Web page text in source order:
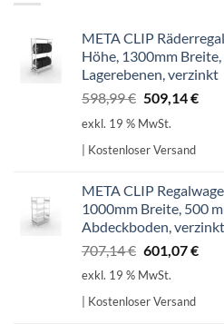
META CLIP
Höhe, 1300mm
Lagerebenen, verzinkt
598,99€
Preis
598,99 €
509,14€
exkl. 19 % MwSt.
| Kostenloser Versand
META CLIP
1000mm Breite, 500
Abdeckboden, verzinkt
707,14€
Preis
707,14 €
601,07€
exkl. 19 % MwSt.
| Kostenloser Versand